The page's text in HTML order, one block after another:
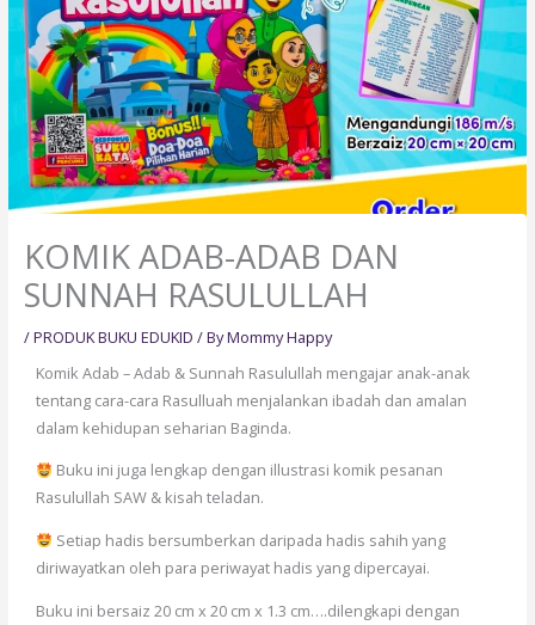
KOMIK ADAB-ADAB DAN
SUNNAH RASULULLAH
/PRODUK BUKU EDUKID / ByMommy Happy
Komik Adab – Adab & Sunnah Rasulullah mengajar anak-anak
tentang cara-cara Rasulluah menjalankan ibadah dan amalan
dalam kehidupan seharian Baginda.
Buku ini juga lengkap dengan illustrasi komik pesanan
Rasulullah SAW & kisah teladan.
Setiap hadis bersumberkan daripada hadis sahih yang
diriwayatkan oleh para periwayat hadis yang dipercayai.
Buku ini bersaiz 20 cm x 20 cm x 1.3 cm….dilengkapi dengan